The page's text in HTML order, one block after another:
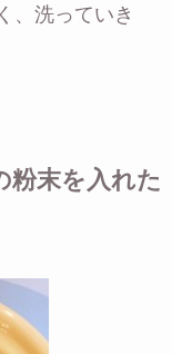
、洗っていき
粉末を入れた